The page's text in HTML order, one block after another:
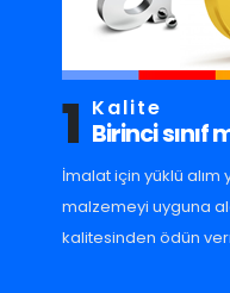
1 Kalite
Birinci sınıf
İmalat için yüklü alım
malzemeyi uyguna
kalitesinden ödün